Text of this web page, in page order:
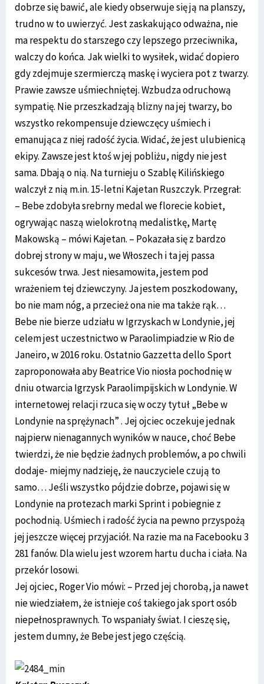
dobrze się bawić, ale kiedy obserwuje się ją na planszy,
trudno w to uwierzyć. Jest zaskakująco odważna, nie
ma respektu do starszego czy lepszego przeciwnika,
walczy do końca. Jak wielki to wysiłek, widać dopiero
gdy zdejmuje szermierczą maskę i wyciera pot z twarzy.
Prawie zawsze uśmiechniętej. Wzbudza odruchową
sympatię. Nie przeszkadzają blizny na jej twarzy, bo
wszystko rekompensuje dziewczęcy uśmiech i
emanująca z niej radość życia. Widać, że jest ulubienicą
ekipy. Zawsze jest ktoś w jej pobliżu, nigdy nie jest
sama. Dbają o nią. Na turnieju o Szablę Kilińskiego
walczył z nią m.in. 15-letni Kajetan Ruszczyk. Przegrał:
– Bebe zdobyła srebrny medal we florecie kobiet,
ogrywając naszą wielokrotną medalistkę, Martę
Makowską – mówi Kajetan. – Pokazała się z bardzo
dobrej strony w maju, we Włoszech i ta jej passa
sukcesów trwa. Jest niesamowita, jestem pod
wrażeniem tej dziewczyny. Ja jestem poszkodowany,
bo nie mam nóg, a przecież ona nie ma także rąk…
Bebe nie bierze udziału w Igrzyskach w Londynie, jej
celem jest uczestnictwo w Paraolimpiadzie w Rio de
Janeiro, w 2016 roku. Ostatnio Gazzetta dello Sport
zaproponowała aby Beatrice Vio niosła pochodnię w
dniu otwarcia Igrzysk Paraolimpijskich w Londynie. W
internetowej relacji rzuca się w oczy tytuł „Bebe w
Londynie na sprężynach” . Jej ojciec oczekuje jednak
najpierw nienagannych wyników w nauce, choć Bebe
twierdzi, że nie będzie żadnych problemów, a po chwili
dodaje- miejmy nadzieję, że nauczyciele czują to
samo… Jeśli wszystko pójdzie dobrze, pojawi się w
Londynie na protezach marki Sprint i pobiegnie z
pochodnią. Uśmiech i radość życia na pewno przyspożą
jej jeszcze więcej przyjaciół. Na razie ma na Facebooku 3
281 fanów. Dla wielu jest wzorem hartu ducha i ciała. Na
przekór losowi.
Jej ojciec, Roger Vio mówi: – Przed jej chorobą, ja nawet
nie wiedziałem, że istnieje coś takiego jak sport osób
niepełnosprawnych. To wspaniały świat. I cieszę się,
jestem dumny, że Bebe jest jego częścią.